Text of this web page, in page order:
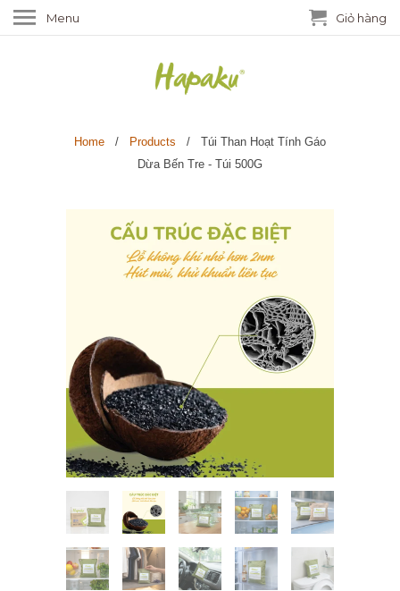
Home / Products
/ Túi Than Hoạt Tính Gáo
Dừa Bến Tre - Túi 500G
Menu Giỏ hàng